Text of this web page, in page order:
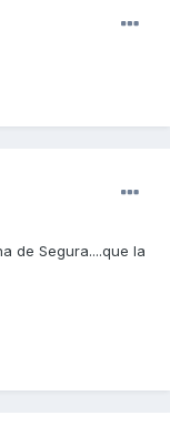
de Segura....que la